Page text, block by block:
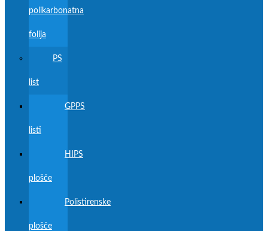
polikarbonatna
folija
PS
list
GPPS
listi
HIPS
plošče
Polistirenske
plošče